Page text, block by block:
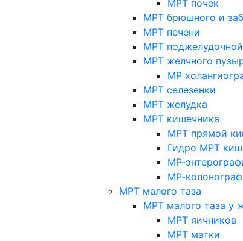
МРТ почек
МРТ брюшного и
МРТ печени
МРТ
МРТ желчного
МР
МРТ селезенки
МРТ желудка
МРТ кишечника
МРТ прямой
Гидро МРТ
МР-
МР-
МРТ малого таза
МРТ малого таза у
МРТ яичников
МРТ матки